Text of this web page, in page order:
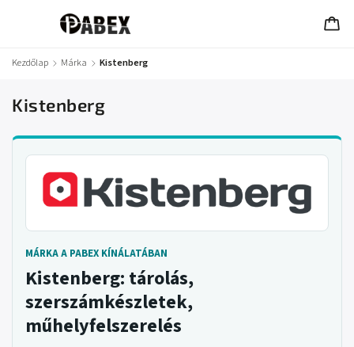
Kezdőlap / Márka / Kistenberg
Kistenberg
MÁRKA A PABEX KÍNÁLATÁBAN
Kistenberg: tárolás,
szerszámkészletek,
műhelyfelszerelés